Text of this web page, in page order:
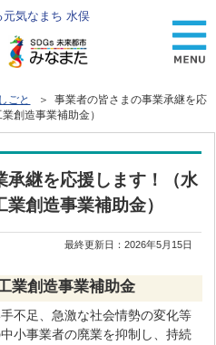
気なまち 水俣
ごと
＞ 事業者の皆さまの事業承継を応
創造事業補助金）
承継を応援します！（水
創造事業補助金）
最終更新日：2026年5月15日
業創造事業補助金
不足、急激な社会情勢の変化等
小事業者の廃業を抑制し、持続